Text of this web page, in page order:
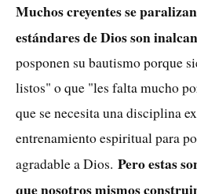
Muchos creyentes se
estándares de Dios son
posponen su bautismo porque
listos" o que "les falta mucho
que se necesita una disciplina
entrenamiento espiritual para
agradable a Dios. Pero estas
que nosotros mismos